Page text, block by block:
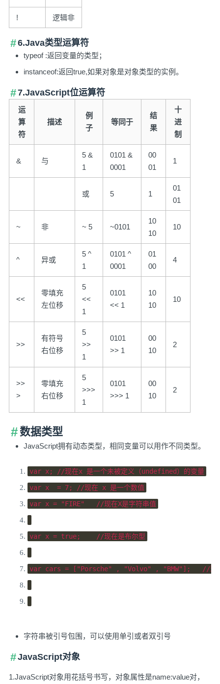
! 逻辑非
6.Java类型运算符
typeof :返回变量的类型；
instanceof:返回true,如果对象是对象类型的实例。
7.JavaScript位运算符
运
算
符
描述
例
子
等同于
结
果
十
进
制
& 与
5 &
1
0101 &
0001
00
01
1
或 5 1
01
01
~ 非 ~ 5 ~0101
10
10
10
^ 异或
5 ^
1
0101 ^
0001
01
00
4
<<
零填充
左位移
5
<<
1
0101
<< 1
10
10
10
>>
有符号
右位移
5
>>
1
0101
>> 1
00
10
2
>>
>
零填充
右位移
5
>>>
1
0101
>>> 1
00
10
2
数据类型
JavaScript拥有动态类型，相同变量可以用作不同类型。
var x; //现在x 是一个未被定义（undefined）的变量
var x = 7; //现在 x 是一个数值
var x = "FIRE" //现在X是字符串值
var x = true; //现在是布尔型
var cars = [ "Porsche" , "Volvo" , "BMW" ]; //现
字符串被引号包围，可以使用单引或者双引号
JavaScript对象
1.JavaScript对象用花括号书写，对象属性是name:value对，